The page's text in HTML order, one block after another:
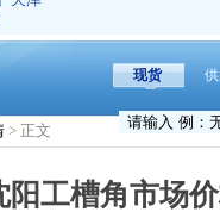
现货
> 正文
阳工槽角市场